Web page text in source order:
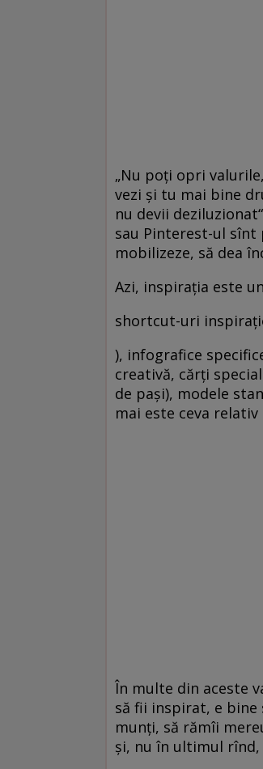
„Nu poţi opri
vezi şi tu mai bine
nu devii
sau Pinterest-ul sînt
mobilizeze, să dea
Azi, inspiraţia este
shortcut-uri
), infografice
creativă, cărţi
de paşi), modele
mai este ceva
În multe din aceste
să fii inspirat, e
munţi, să rămîi
şi, nu în ultimul rînd,